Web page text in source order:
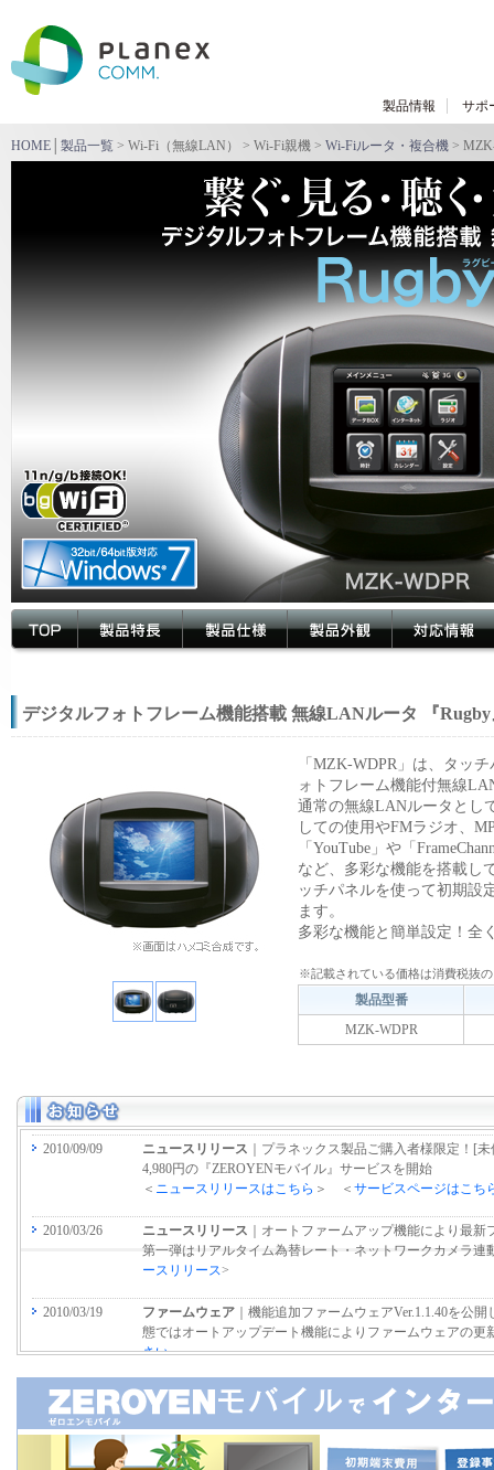
製品情報 サポ
HOME 製品一覧 > Wi-Fi（無線LAN） > Wi-Fi親機 > Wi-Fiルータ・複合機 >
デジタルフォトフレーム機能搭載 無線LANルータ 『Rugby
「MZK-WDPR」は、タッ
ォトフレーム機能付無線
通常の無線LANルータとし
しての使用やFMラジオ、
「YouTube」や「
など、多彩な機能を搭載し
ッチパネルを使って初期設
ます。
多彩な機能と簡単設定！全
※記載されている価格は消費税抜
製品型番
MZK-WDPR